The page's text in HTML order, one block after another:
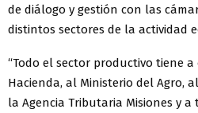
de diálogo y gestión con las
distintos sectores de la actividad
“Todo el sector productivo tiene
Hacienda, al Ministerio del Agro,
la Agencia Tributaria Misiones y